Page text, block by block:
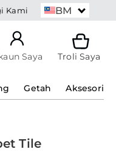
Kami BM
Saya Troli Saya
Getah Aksesori
Tile